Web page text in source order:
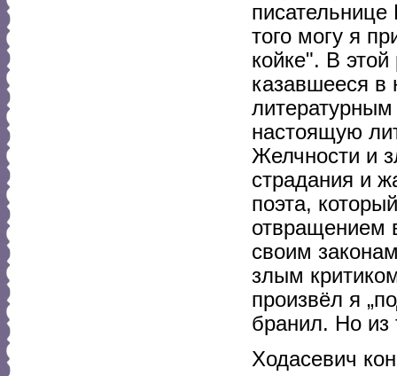
того могу я
койке". В
казавшееся в
настоящую
Желчности и
страдания и
поэта,
отвращением
своим
злым
произвёл я
бранил. Но из
Ходасевич